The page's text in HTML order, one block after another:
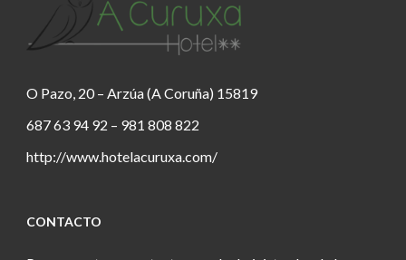
O Pazo, 20 – Arzúa (A Coruña) 15819
687 63 94 92 – 981 808 822
http://www.hotelacuruxa.com/
CONTACTO